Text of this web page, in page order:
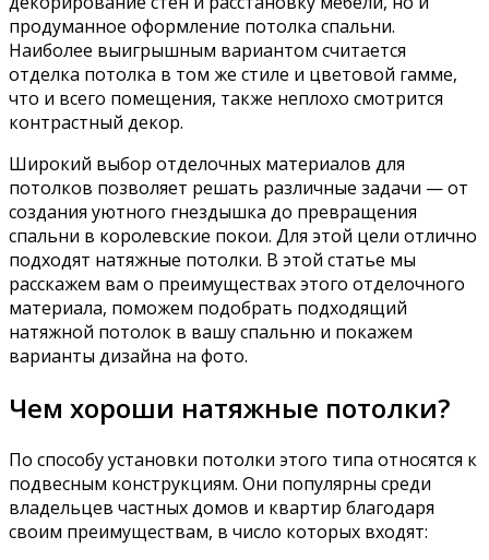
продуманное оформление потолка спальни.
Наиболее выигрышным вариантом считается
отделка потолка в том же стиле и цветовой гамме,
что и всего помещения, также неплохо смотрится
контрастный декор.
Широкий выбор отделочных материалов для
потолков позволяет решать различные задачи — от
создания уютного гнездышка до превращения
спальни в королевские покои. Для этой цели отлично
подходят натяжные потолки. В этой статье мы
расскажем вам о преимуществах этого отделочного
материала, поможем подобрать подходящий
натяжной потолок в вашу спальню и покажем
варианты дизайна на фото.
Чем хороши натяжные потолки?
По способу установки потолки этого типа относятся к
подвесным конструкциям. Они популярны среди
владельцев частных домов и квартир благодаря
своим преимуществам, в число которых входят: